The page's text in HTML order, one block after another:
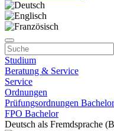
Studium
Beratung & Service
Service
Ordnungen
Prüfungsordnungen Bachelor
FPO Bachelor
Deutsch als Fremdsprache